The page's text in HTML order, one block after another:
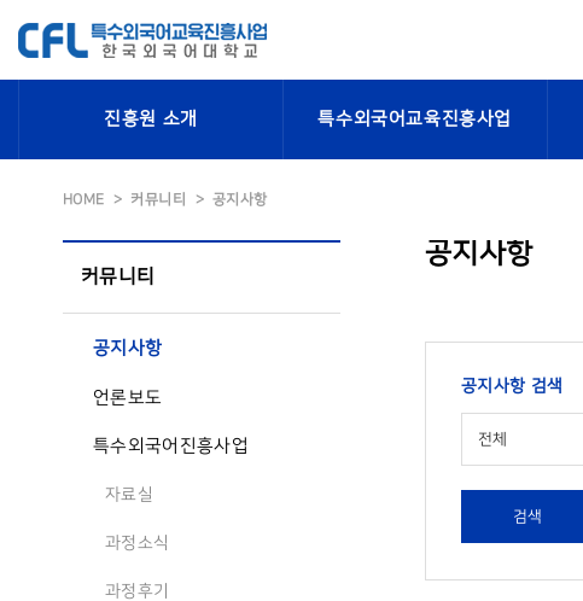
진흥원 소개 특수외국어교육진흥사업
HOME 커뮤니티 공지사항
커뮤니티
공지사항
언론보도
특수외국어진흥사업
자료실
과정소식
과정후기
공지사항
공지사항 검색
전체
검색